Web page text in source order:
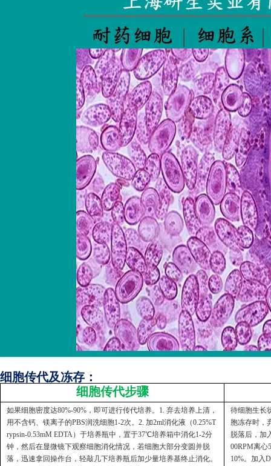
细胞传代及冻存：
细胞传代步骤
如果细胞密度达80%-90%，即可进行传代培养。1. 弃去培养上清，
用不含钙、镁离子的PBS润洗细胞1-2次。2. 加2ml消化液（0.25%T
rypsin-0.53mM EDTA）于培养瓶中，置于37℃培养箱中消化1-2分
钟，然后在显微镜下观察细胞消化情况，若细胞大部分变圆并脱
落，迅速拿回操作台，轻敲几下培养瓶后加少量培养基终止消化。
待细胞生长
胞冻存时，
脱落后，加
00RPM离心
10%。加入